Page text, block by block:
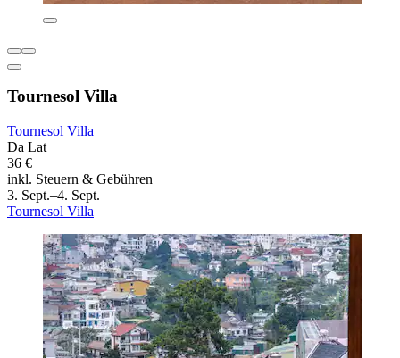
Tournesol Villa
Tournesol Villa
Da Lat
36 €
inkl. Steuern & Gebühren
3. Sept.–4. Sept.
Tournesol Villa